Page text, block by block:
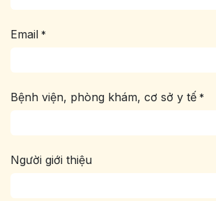
Email *
Bệnh viện, phòng khám, cơ sở y tế *
Người giới thiệu